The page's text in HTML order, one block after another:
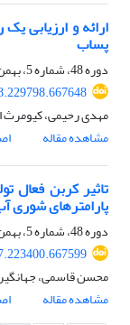
ارائه و ارزیابی
پساب
دوره 48، شماره 5، بهمن 1396، صفحه
مهدی رحیمی، کیومرث
مشاهده مقاله
تاثیر کربن
پارامترهای شوری
دوره 48، شماره 5، بهمن 1396، صفحه
محسن قاسمی،
مشاهده مقاله